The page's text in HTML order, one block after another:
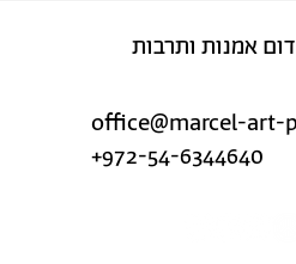
אמנות ותרבות
office@marcel-art-
+972-54-6344640